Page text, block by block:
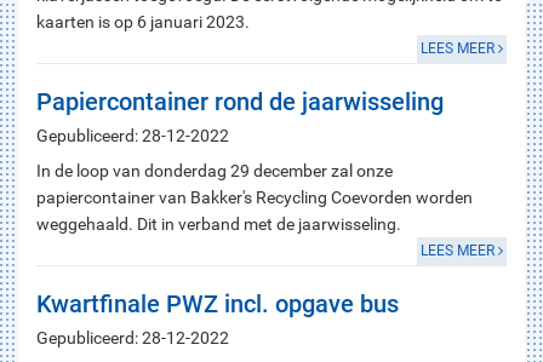
kaarten is op 6 januari 2023.
LEES MEER
Papiercontainer rond de jaarwisseling
Gepubliceerd: 28-12-2022
In de loop van donderdag 29 december zal onze
papiercontainer van Bakker's Recycling Coevorden worden
weggehaald. Dit in verband met de jaarwisseling.
LEES MEER
Kwartfinale PWZ incl. opgave bus
Gepubliceerd: 28-12-2022